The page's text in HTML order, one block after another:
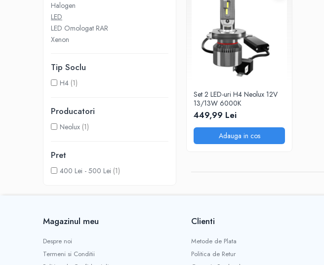
Soluții de Curățare
Anulatoare eoare LED
Auxiliare Halogen
Echipamente Service
Truse de Scule
Restaurare Faruri
Halogen
LED
LED Omologat RAR
Xenon
Tip Soclu
H4 (1)
Producatori
Neolux (1)
Pret
400 Lei - 500 Lei (1)
Set 2 LED-uri H4 Neolux 12V
13/13W 6000K
449,99 Lei
Adauga in cos
Magazinul meu
Despre noi
Termeni si Conditii
Clienti
Metode de Plata
Politica de Retur